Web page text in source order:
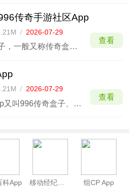
传奇手游社区App
/ 2026-07-29
996传奇盒子，一般又称传奇盒子996手机版、传奇盒子996传奇手游社区App，这是一款非常出色的手游辅助盒子，这款软件专门为喜欢传奇游戏的玩家用户而来，它里面收录了海量的游戏，并且全部都是由传奇正版授权改编而来，软件界面直观，干净清爽，拥有超多的热门精品手游等，大家平时玩
查看
/ 2026-07-29
996盒子App又叫996传奇盒子、传奇盒子，这是一款功能强大、汇聚海量精品传奇游戏的发布平台，主要为大家提供海量传奇开服信息，各类传奇玩法版本也是应有尽有，不论是1.76、1.80还是1.85统统都有，光有这些怎么可以满足大家呢？复古、冰雪、火龙、微变、金币超多种特色游戏
查看
科App 组CP App